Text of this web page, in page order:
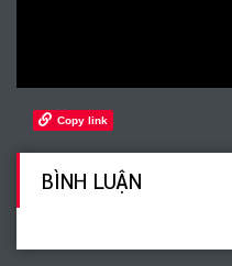
Copy link
BÌNH LUẬN